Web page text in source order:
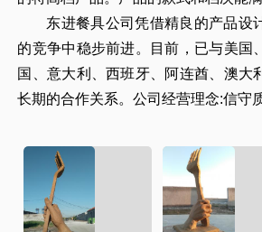
东进餐具公司凭借精良的产品设
的竞争中稳步前进。目前，已与美国
国、意大利、西班牙、阿连酋、澳大
长期的合作关系。公司经营理念:信守